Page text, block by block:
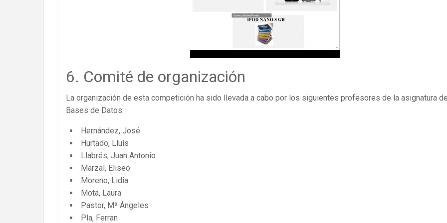
6. Comité de organización
La organización de esta competición ha sido llevada a cabo por los siguientes profesores de la asignatura
Bases de Datos:
Hernández, José
Hurtado, Lluís
Llabrés, Juan Antonio
Marzal, Eliseo
Moreno, Lidia
Mota, Laura
Pastor, Mª Ángeles
Pla, Ferran